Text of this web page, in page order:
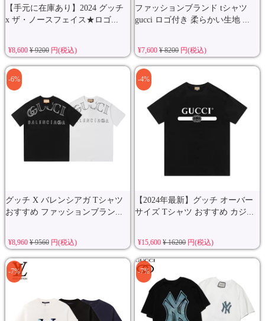
【手元に在庫あり】2024 グッチ
x ザ・ノースフェイス★ロゴ...
¥8,600 ¥ 9200円(税込)
ファッションブランド tシャツ
gucci ロゴ付き 柔らかい生地 ...
¥7,600¥ 8200円(税込)
グッチ X バレンシアガ Tシャツ
おすすめ ファッションブラン...
-6%
¥8,960 ¥ 9560円(税込)
【2024年最新】グッチ オーバー
サイズ Tシャツ おすすめ カジ...
-4%
¥15,600¥ 16200円(税込)
-7% -7%